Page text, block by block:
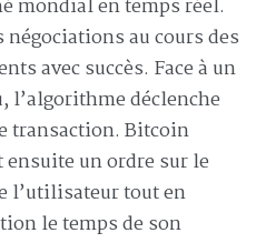
mondial en temps réel.
négociations au cours des
avec succès. Face à un
l’algorithme déclenche
transaction. Bitcoin
un ordre sur le
l’utilisateur tout en
le temps de son